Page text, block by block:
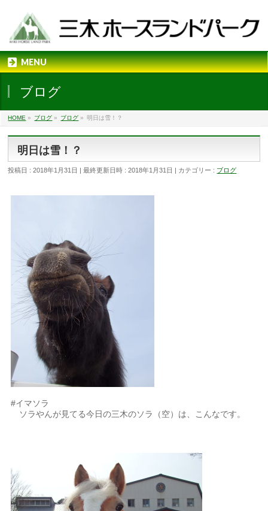
MENU
ブログ
HOME » ブログ » ブログ » 明日は雪！？
明日は雪！？
投稿日 : 2018年1月31日 最終更新日時 : 2018年1月31日 カテゴリー : ブログ
#イマソラ
ソラやんが見てる今日の三木のソラ（空）は、こんなです。